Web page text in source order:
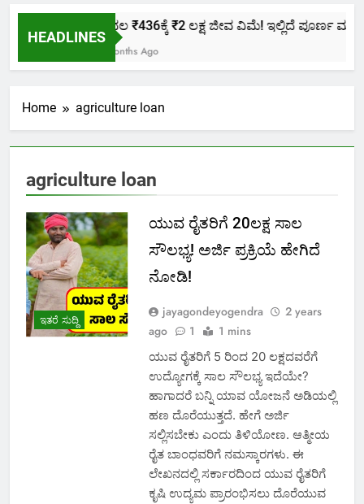
HEADLINES
ಕೇವಲ ₹436ಕ್ಕೆ ₹2 ಲಕ್ಷ ಜೀವ ವಿಮೆ! ಇಲ್ಲಿದೆ ಪೂರ್ಣ
2 Months Ago
Home agriculture loan
agriculture loan
ಇತರೆ ಸುದ್ದಿ
ಯುವ ರೈತರಿಗೆ 20ಲಕ್ಷ ಸಾಲ
ಸೌಲಭ್ಯ! ಅರ್ಜಿ ಪ್ರಕ್ರಿಯೆ ಹೇಗಿದೆ
ನೋಡಿ!
jayagondeyogendra
2 years
ago
1 1 mins
ಯುವ ರೈತರಿಗೆ 5 ರಿಂದ 20 ಲಕ್ಷದವರೆಗೆ
ಉದ್ಯೋಗಕ್ಕೆ ಸಾಲ ಸೌಲಭ್ಯ ಇದೆಯೇ?
ಹಾಗಾದರೆ ಬನ್ನಿ ಯಾವ ಯೋಜನೆ ಅಡಿಯಲ್ಲಿ
ಹಣ ದೊರೆಯುತ್ತದೆ. ಹೇಗೆ ಅರ್ಜಿ
ಸಲ್ಲಿಸಬೇಕು ಎಂದು ತಿಳಿಯೋಣ. ಆತ್ಮೀಯ
ರೈತ ಬಾಂಧವರಿಗೆ ನಮಸ್ಕಾರಗಳು. ಈ
ಲೇಖನದಲ್ಲಿ ಸರ್ಕಾರದಿಂದ ಯುವ ರೈತರಿಗೆ
ಕೃಷಿ ಉದ್ಯಮ ಪ್ರಾರಂಭಿಸಲು ದೊರೆಯುವ